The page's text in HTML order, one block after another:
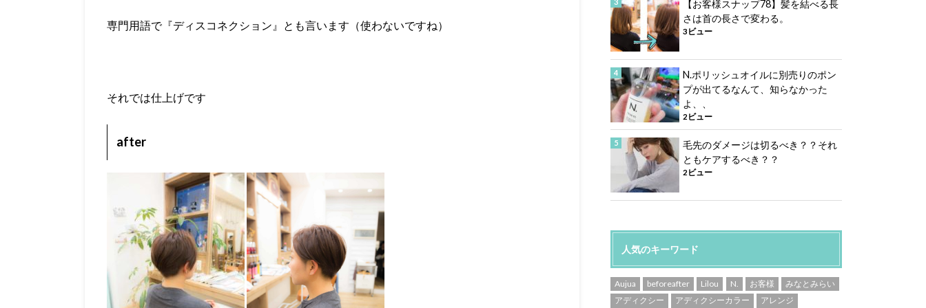
専門用語で『ディスコネクション』とも言います（使わないですね）
それでは仕上げです
after
【お客様スナップ78】髪を結べる長
さは首の長さで変わる。
3ビュー
N.ポリッシュオイルに別売りのポン
プが出てるなんて、知らなかった
よ、、
2ビュー
毛先のダメージは切るべき？？それ
ともケアするべき？？
2ビュー
人気のキーワード
Aujua beforeafter Lilou N. お客様
みなとみらい
アディクシー
アディクシーカラー アレンジ